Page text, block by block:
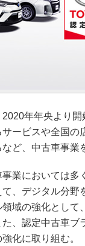
年年央より開
ービスや全国の
ど、中古車事業
業においては多
、デジタル分
域の強化として
、認定中古車
化に取り組む。